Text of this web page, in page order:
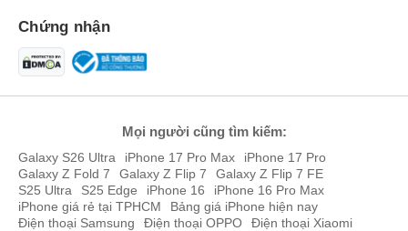
Hệ thống vi xử lý mạnh mẽ trên Galaxy S21 Plus 5G cũ
Pin Samsung Galaxy S21 Plus 5G Hàn Quốc Cũ tích hợp
sạc nhanh
Trang bị viên pin có dung lượng 4800 mAh,Samsung Galaxy S21
Chứng nhận
Mọi người cũng tìm kiếm:
Galaxy S26 Ultra iPhone 17 Pro Max
iPhone 17 Pro
Galaxy Z Fold 7
Galaxy Z Flip 7
Galaxy Z Flip 7 FE
S25 Ultra
S25 Edge iPhone 16
iPhone 16 Pro Max
iPhone giá rẻ tại TPHCM
Bảng giá iPhone hiện nay
Điện thoại Samsung
Điện thoại OPPO
Điện thoại Xiaomi